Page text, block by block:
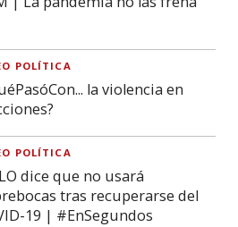
POLÍTICA
la violencia en
POLÍTICA
dice que no usará
tras recuperarse del
19 | #EnSegundos